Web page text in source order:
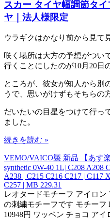
スカー タイヤ幅調節タ
ヤ｜法人様限定
ウラギクはかなり前から見て
咲く場所は大方の予想がつい
行くことにしたのが10月20日
ところが、彼女が知人から別
うで、思いがけずもそちらの
だいたいの目星をつけて行っ
ました。
続きを読む »
VEMO/VAICO製 新品 【あす
synthetic 0W-40 1L| C208 A208
A238 | C215 C216 C217 | C117
C257 | MB 229.31
レオタードモチーフ アイロ
の刺繍モチーフです モチーフ
10948円 ワッペン チョコ ア